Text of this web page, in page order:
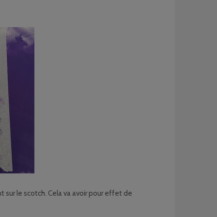
le scotch. Cela va avoir pour effet de